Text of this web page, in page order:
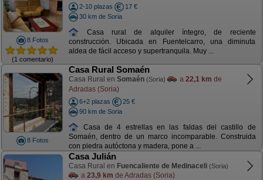
8 Fotos
(1 comentario)
2-10 plazas
17 €
30 km de Soria
Casa rural de alquiler íntegro, de reciente
construcción. Ubicada en Fuentelcarro, una diminuta
aldea de fácil acceso y supertranquila. Muy ...
8 Fotos
Casa Rural Somaén
Casa Rural en Somaén (Soria) a 22,1 km de
Adradas (Soria)
6+2 plazas
25 €
90 km de Soria
Casa de 4 estrellas en las faldas del castillo de
Somaén, dentro de un marco incomparable. Construida
con piedra autóctona y madera, pone a ...
Casa Julián
Casa Rural en Fuencaliente de Medinaceli (Soria)
a 23,9 km de Adradas (Soria)